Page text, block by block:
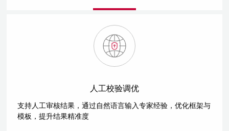
人工校验调优
支持人工审核结果，通过自然语言输入专家经验，优化框架与
模板，提升结果精准度